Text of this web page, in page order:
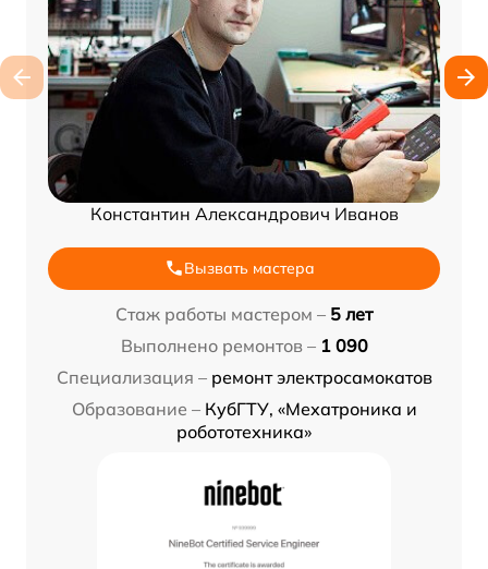
Константин Александрович Иванов
Вызвать мастера
Стаж работы мастером – 5 лет
Выполнено ремонтов – 1 090
Специализация – ремонт электросамокатов
Образование – КубГТУ, «Мехатроника и
робототехника»